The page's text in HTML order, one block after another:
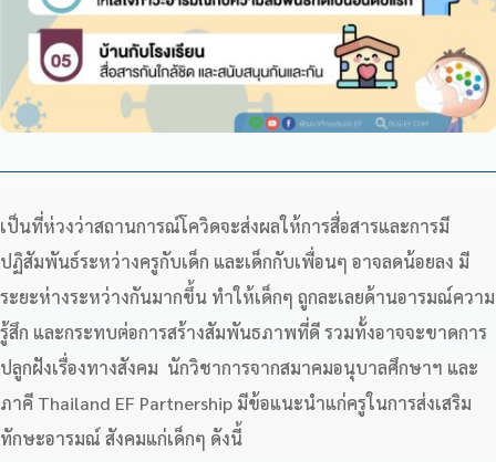
เป็นที่ห่วงว่าสถานการณ์โควิดจะส่งผลให้การสื่อสารและการมี
ปฏิสัมพันธ์ระหว่างครูกับเด็ก และเด็กกับเพื่อนๆ อาจลดน้อยลง มี
ระยะห่างระหว่างกันมากขึ้น ทำให้เด็กๆ ถูกละเลยด้านอารมณ์ความ
รู้สึก และกระทบต่อการสร้างสัมพันธภาพที่ดี รวมทั้งอาจจะขาดการ
ปลูกฝังเรื่องทางสังคม นักวิชาการจากสมาคมอนุบาลศึกษาฯ และ
ภาคี Thailand EF Partnership มีข้อแนะนำแก่ครูในการส่งเสริม
ทักษะอารมณ์ สังคมแก่เด็กๆ ดังนี้